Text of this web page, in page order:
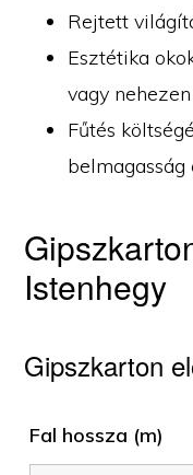
Rejtett
Esztétika
vagy
Fűtés
belmagasság
Istenhegy
Gipszkarton
Fal hossza (m)